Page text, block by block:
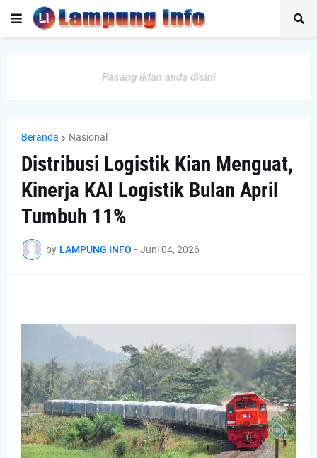
Pasang iklan anda disini
Beranda Nasional
Distribusi Logistik Kian Menguat,
Kinerja KAI Logistik Bulan April
Tumbuh 11%
by LAMPUNG INFO - Juni 04, 2026